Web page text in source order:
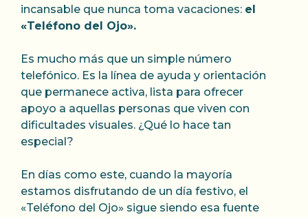
incansable que nunca toma vacaciones: el
«Teléfono del Ojo».
Es mucho más que un simple número
telefónico. Es la línea de ayuda y orientación
que permanece activa, lista para ofrecer
apoyo a aquellas personas que viven con
dificultades visuales. ¿Qué lo hace tan
especial?
En días como este, cuando la mayoría
estamos disfrutando de un día festivo, el
«Teléfono del Ojo» sigue siendo esa fuente